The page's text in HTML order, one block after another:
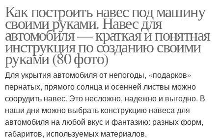
Как построить навес под машину
своими руками. Навес для
автомобиля — краткая и понятная
инструкция по созданию своими
руками (80 фото)
Для укрытия автомобиля от непогоды, «подарков»
пернатых, прямого солнца и осенней листвы можно
соорудить навес. Это несложно, надежно и выгодно. В
наши дни можно выбрать конструкцию навеса для
автомобиля на любой вкус и фантазию: разных форм,
габаритов, используемых материалов.